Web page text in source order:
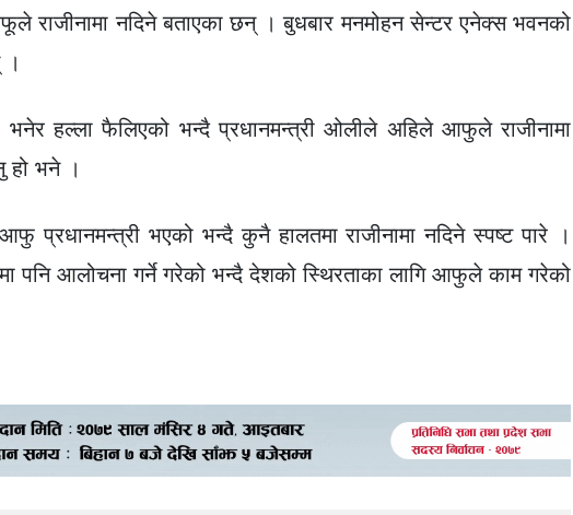
राजीनामा नदिने बताएका छन् । बुधबार मनमोहन सेन्टर एनेक्स भवनको
।
भनेर हल्ला फैलिएको भन्दै प्रधानमन्त्री ओलीले अहिले आफुले राजीनामा
हो भने ।
भएको भन्दै कुनै हालतमा राजीनामा नदिने स्पष्ट पारे ।
पनि आलोचना गर्ने गरेको भन्दै देशको स्थिरताका लागि आफुले काम गरेको